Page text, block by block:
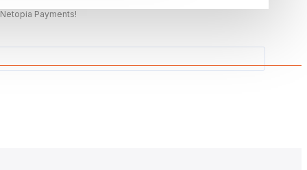
Payments!